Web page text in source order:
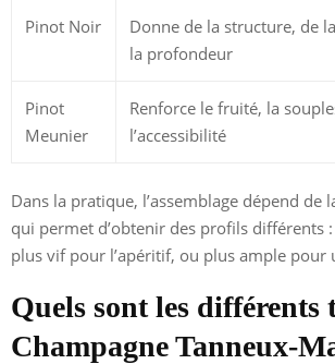
Pinot Noir
Donne de la structure, de
la profondeur
Pinot
Meunier
Renforce le fruité, la
l’accessibilité
Dans la pratique, l’assemblage dépend de
qui permet d’obtenir des profils différents
plus vif pour l’apéritif, ou plus ample pour
Quels sont les différents
Champagne Tanneux-